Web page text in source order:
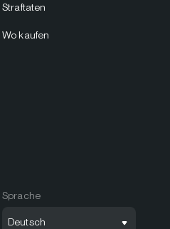
Straftaten
Wo kaufen
Sprache
Deutsch